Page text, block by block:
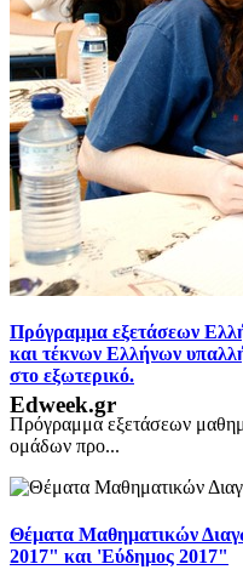
Πρόγραμμα εξετάσεων
και τέκνων Ελλήνων
στο εξωτερικό.
Πρόγραμμα εξετάσεων
ομάδων προ...
Θέματα Μαθηματικών
2017" και 'Εύδημος 2017"
Edweek.gr